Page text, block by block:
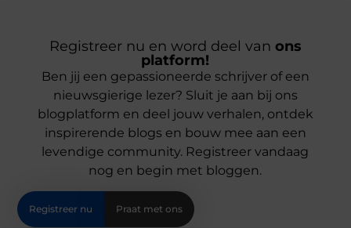
Registreer nu en word deel van ons
platform!
Ben jij een gepassioneerde schrijver of een
nieuwsgierige lezer? Sluit je aan bij ons
blogplatform en deel jouw verhalen, ontdek
inspirerende blogs en bouw mee aan een
levendige community. Registreer vandaag
nog en begin met bloggen.
Registreer nu Praat met ons